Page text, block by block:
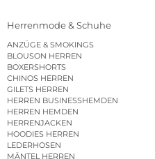
Herrenmode & Schuhe
ANZÜGE & SMOKINGS
BLOUSON HERREN
BOXERSHORTS
CHINOS HERREN
GILETS HERREN
HERREN BUSINESSHEMDEN
HERREN HEMDEN
HERRENJACKEN
HOODIES HERREN
LEDERHOSEN
MÄNTEL HERREN